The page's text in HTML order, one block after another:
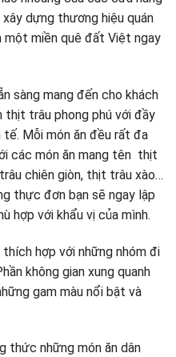
dựng thương hiệu quán
một miền quê đất Việt ngay
sàng mang đến cho khách
trâu phong phú với đầy
tế. Mỗi món ăn đều rất đa
các món ăn mang tên thịt
chiên giòn, thịt trâu xào…
thực đơn bạn sẽ ngay lập
hợp với khẩu vị của mình.
hợp với những nhóm đi
không gian xung quanh
gam màu nổi bật và
thức những món ăn dân